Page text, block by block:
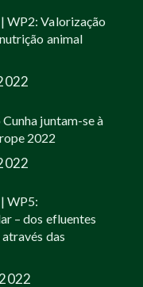
WP2: Valorização
animal
juntam-se à
2022
WP5:
– dos efluentes
das